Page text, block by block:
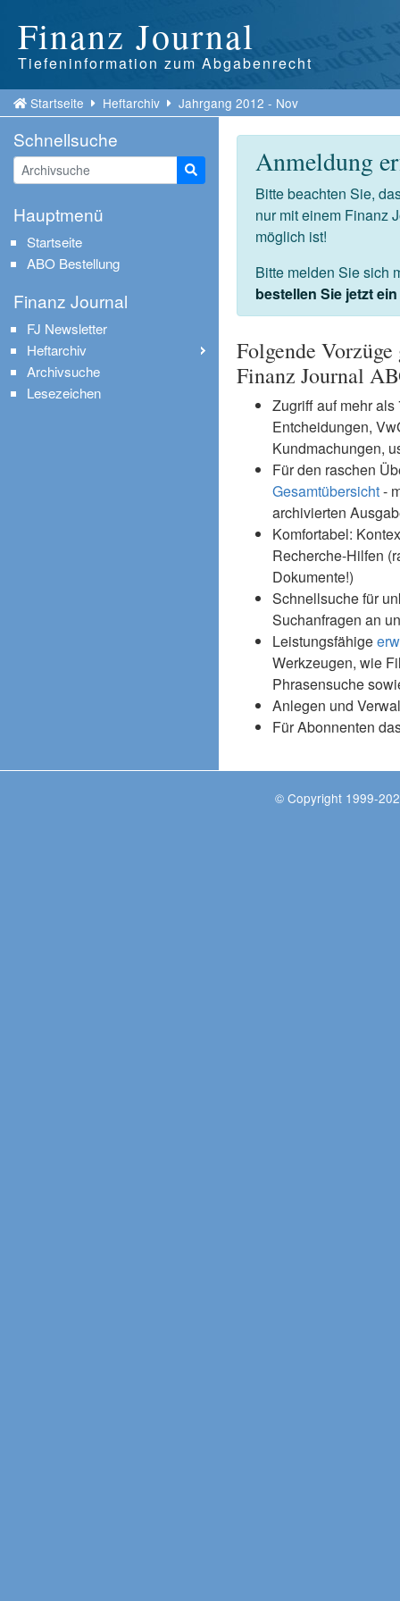
Finanz Journal
Tiefeninformation zum Abgabenrecht
Startseite Heftarchiv Jahrgang 2012 - Nov
Anmeldung
Bitte beachten Sie,
nur mit einem Finanz
möglich ist!
Bitte melden Sie sich
bestellen Sie jetzt
Folgende
Finanz Journal
Zugriff auf mehr
Entcheidungen,
Kundmachungen,
Für den raschen
Gesamtübersicht-
archivierten
Komfortabel:
Recherche-Hilfen
Dokumente!)
Schnellsuche für
Suchanfragen an
Leistungsfähige
Werkzeugen, wie
Phrasensuche
Anlegen und
Für Abonnenten
Schnellsuche
Suche starten
Hauptmenü
Startseite
ABO Bestellung
Finanz Journal
FJ Newsletter
Heftarchiv
Archivsuche
Lesezeichen
© Copyright 1999-